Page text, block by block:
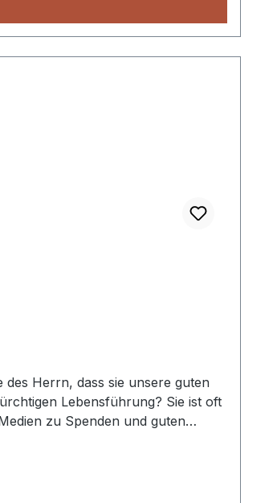
Herrn, dass sie unsere guten
Lebensführung? Sie ist oft
zu Spenden und guten